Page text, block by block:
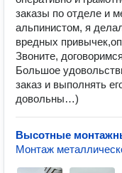
заказы по отделе и
альпинистом, я
вредных
Звоните,
Большое
заказ и выполнять
довольны…)
Высотные
Монтаж